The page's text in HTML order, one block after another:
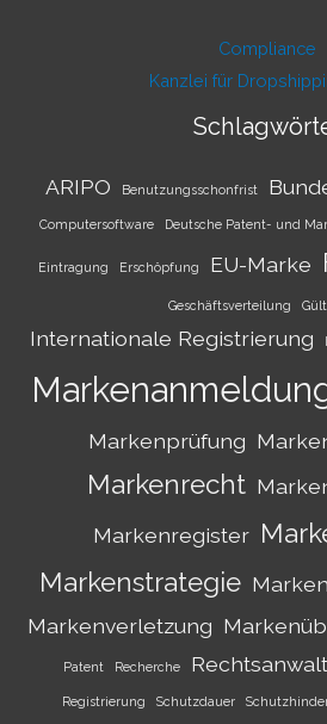
Compliance
Kanzlei für
ARIPO Benutzungsschonfrist
Computersoftware Deutsche Patent- und
Eintragung Erschöpfung EU-Marke
Geschäftsverteilung
Internationale Registrierung
Markenprüfung
Markenrecht
Markenregister
Markenstrategie
Markenverletzung
Patent Recherche
Registrierung Schutzdauer